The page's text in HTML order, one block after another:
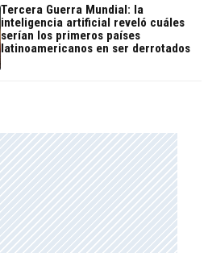
Tercera Guerra Mundial: la
inteligencia artificial reveló cuáles
serían los primeros países
latinoamericanos en ser derrotados